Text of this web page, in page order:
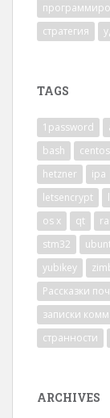
стратегия
TAGS
1password
bash
centos
hetzner
ipa
letsencrypt
os x
qt
stm32
yubikey
Рассказки
записки
странности
ARCHIVES